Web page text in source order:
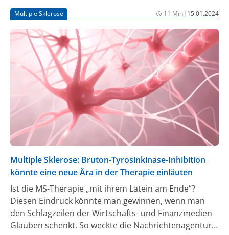
Jahresforums des American Committee for Treatment
and Research in Multiple Sclerosis (ACTRIMS)
präsentiert, das vom 29. Februar bis 2. März in West
Palm Beach (USA) stattfand.
Multiple Sklerose 11 Min| 15.01.2024
Multiple Sklerose: Bruton-Tyrosinkinase-Inhibition
könnte eine neue Ära in der Therapie einläuten
Ist die MS-Therapie „mit ihrem Latein am Ende“?
Diesen Eindruck könnte man gewinnen, wenn man
den Schlagzeilen der Wirtschafts- und Finanzmedien
Glauben schenkt. So weckte die Nachrichtenagentur